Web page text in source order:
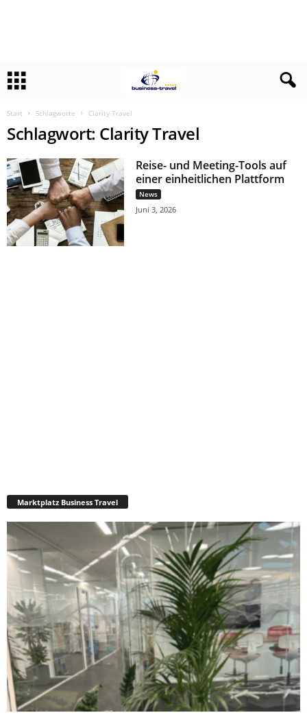
Start Schlagworte Clarity Travel
Schlagwort: Clarity Travel
Reise- und Meeting-Tools auf
einer einheitlichen Plattform
News
Juni 3, 2026
Marktplatz Business Travel